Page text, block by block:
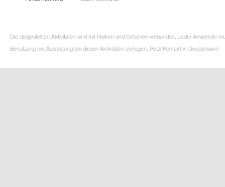
Die dargestellten Aktivitäten sind mit Risiken und Gefahren verbunden. Jeder Anwender
Benutzung der Ausrüstung bei diesen Aktivitäten verfügen. Petzl Kontakt in Deutschland